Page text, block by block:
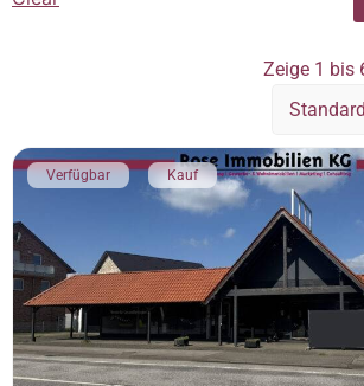
Zeige 1 bis
Verfügbar Kauf